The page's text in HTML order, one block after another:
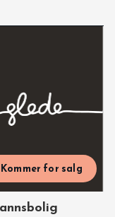
Kommer for salg